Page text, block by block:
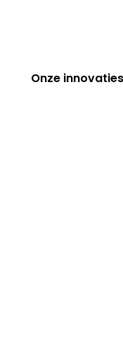
Onze innovaties